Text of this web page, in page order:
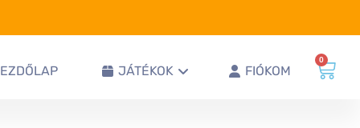
JÁTÉKOK FIÓKOM
0